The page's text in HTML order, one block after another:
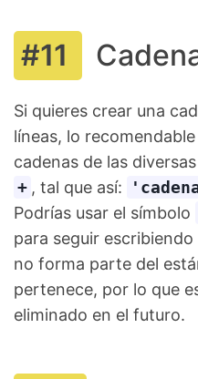
Si quieres crear una
líneas, lo
cadenas de las
+ , tal que así:
Podrías usar el símbolo
para seguir
no forma parte del
pertenece, por lo que
eliminado en el futuro.